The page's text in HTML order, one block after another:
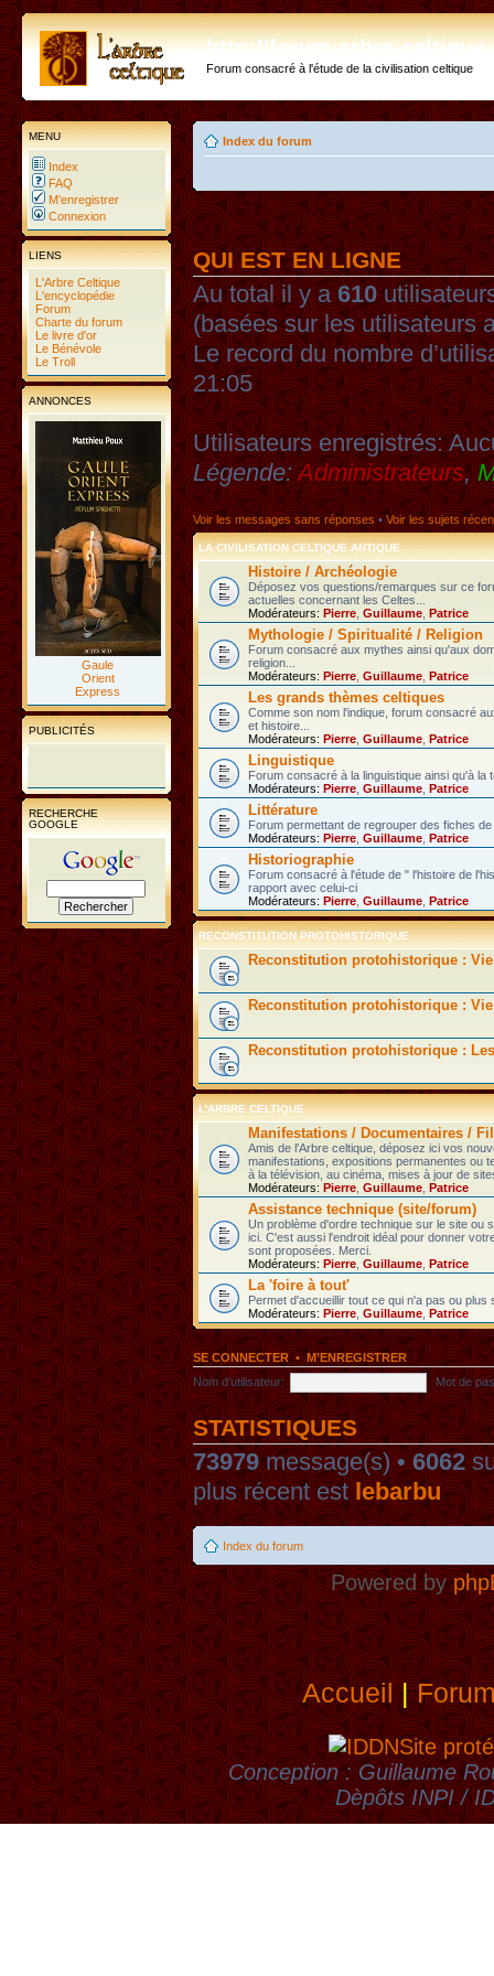
http://forum.arbre-
Forum consacré à l'étude de la civilisation celtique
MENU
Index
FAQ
M’enregistrer
Connexion
LIENS
L'Arbre Celtique
L'encyclopédie
Forum
Charte du forum
Le livre d'or
Le Bénévole
Le Troll
ANNONCES
Gaule
Orient
Express
PUBLICITÉS
RECHERCHE
GOOGLE
Index du forum
QUI EST EN LIGNE
Au total il y a610
(basées sur les utilisateurs
Le record du nombre
21:05
Utilisateurs enregistrés:
Légende:Administrateurs,
Voir les messages sans réponses•Voir les sujets
LA CIVILISATION CELTIQUE ANTIQUE
Histoire / Archéologie
Déposez vos questions/remarques sur ce
actuelles concernant les Celtes...
Modérateurs: Pierre Guillaume Patrice
Mythologie / Spiritualité / Religion
Forum consacré aux mythes ainsi qu'aux
religion...
Modérateurs: Pierre Guillaume Patrice
Les grands thèmes celtiques
Comme son nom l'indique, forum consacré
et histoire...
Modérateurs: Pierre Guillaume Patrice
Linguistique
Forum consacré à la linguistique ainsi qu'à la
Modérateurs: Pierre Guillaume Patrice
Littérature
Forum permettant de regrouper des fiches
Modérateurs: Pierre Guillaume Patrice
Historiographie
Forum consacré à l'étude de " l'histoire de
rapport avec celui-ci
Modérateurs: Pierre Guillaume Patrice
RECONSTITUTION PROTOHISTORIQUE
Reconstitution protohistorique :
Reconstitution protohistorique :
Reconstitution protohistorique :
L'ARBRE CELTIQUE
Manifestations / Documentaires /
Amis de l'Arbre celtique, déposez ici vos
manifestations, expositions permanentes ou
à la télévision, au cinéma, mises à jour de
Modérateurs: Pierre Guillaume Patrice
Assistance technique (site/forum)
Un problème d'ordre technique sur le site ou
ici. C'est aussi l'endroit idéal pour donner
sont proposées. Merci.
Modérateurs: Pierre Guillaume Patrice
La 'foire à tout'
Permet d'accueillir tout ce qui n'a pas ou
Modérateurs: Pierre Guillaume Patrice
SE CONNECTER•M’ENREGISTRER
Nom d’utilisateur:
Mot de
STATISTIQUES
73979message(s) •6062
plus récent estlebarbu
Index du forum
Powered by
Accueil|
Site
Conception : Guillaume
Dèpôts INPI /